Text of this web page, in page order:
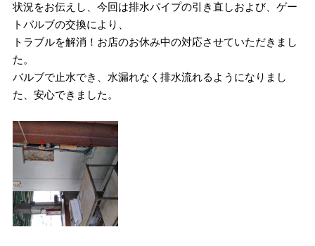
状況をお伝えし、今回は排水パイプの引き直しおよび、ゲー
トバルブの交換により、
トラブルを解消！お店のお休み中の対応させていただきまし
た。
バルブで止水でき、水漏れなく排水流れるようになりまし
た、安心できました。